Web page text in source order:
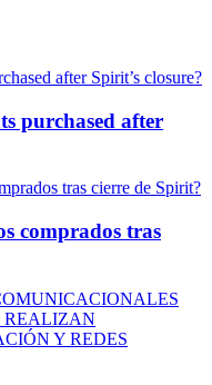
purchased after
comprados tras